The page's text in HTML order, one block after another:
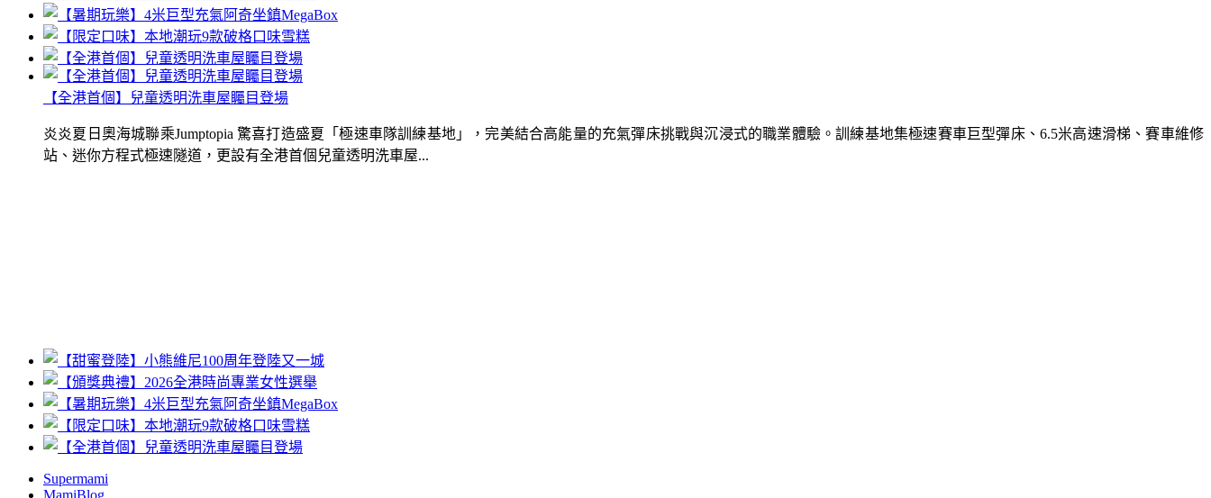
【全港首個】兒童透明洗車屋矚目登場
炎炎夏日奧海城聯乘Jumptopia 驚喜打造盛夏「極速車隊訓練基地」，完美結合高能量的充氣彈床挑戰與沉浸式的職業體驗。訓練基地集極速賽車巨型彈床、6.5米高速滑梯、賽車維修
站、迷你方程式極速隧道，更設有全港首個兒童透明洗車屋...
Supermami
MamiBlog